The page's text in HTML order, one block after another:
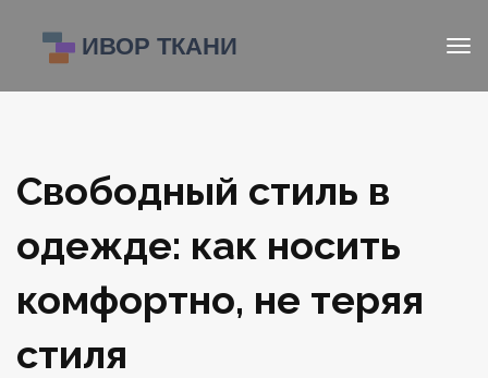
Свободный стиль в
одежде: как носить
комфортно, не теряя
стиля